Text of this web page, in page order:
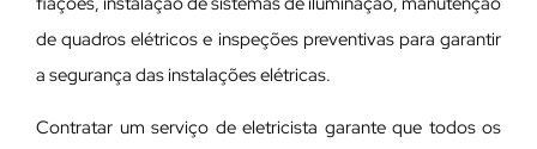
de quadros elétricos e inspeções preventivas para garantir
a segurança das instalações elétricas.
Contratar um serviço de eletricista garante que todos os